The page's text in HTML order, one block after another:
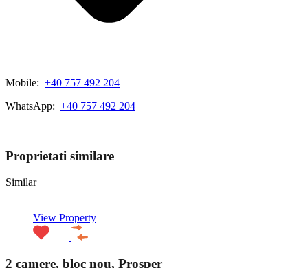
Mobile: +40 757 492 204
WhatsApp: +40 757 492 204
Proprietati similare
Similar
View Property
2 camere, bloc nou, Prosper